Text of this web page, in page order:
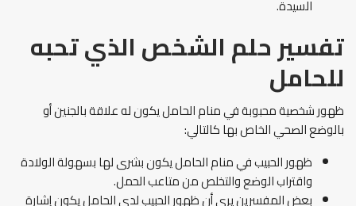
السيدة.
تفسير حلم الشخص الذي تحبه
للحامل
ظهور شخصية محبوبة في منام الحامل يكون له علاقة بالجنين أو
بالوضع الصحي الخاص بها كالتالي:
ظهور الحبيب في منام الحامل يكون بشرى لها بسهولة الولادة
واقتراب الوضع والتخلص من متاعب الحمل.
بعض المفسرين يرى أن ظهور الحبيب لدى الحامل يكون إشارة